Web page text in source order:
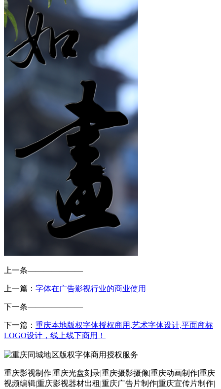
上一条———————
上一篇： 字体在广告影视行业的商业使用
下一条———————
下一篇： 重庆本地版权字体授权商用,艺术字体设计,平面商标
LOGO设计，线上线下商用！
重庆影视制作|重庆光盘刻录|重庆摄影摄像|重庆动画制作|重庆
视频编辑|重庆影视器材出租|重庆广告片制作|重庆宣传片制作|